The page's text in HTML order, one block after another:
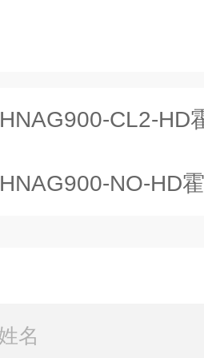
HNAG900-CL2-HD霍尼艾格
HNAG900-NO-HD霍尼艾格手